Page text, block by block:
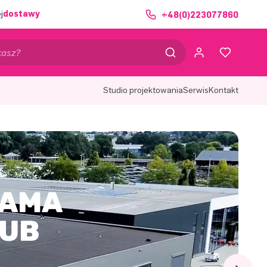
dostawy +48(0)223077860
Studio projektowaniaSerwisKontakt